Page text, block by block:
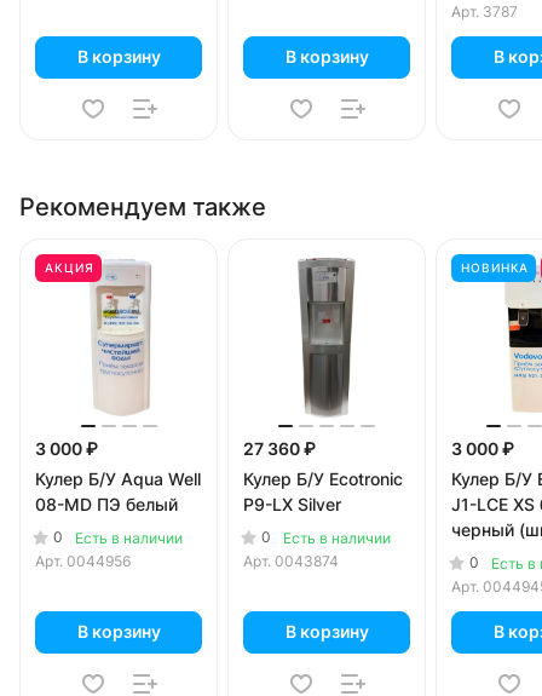
В корзину В корзину
Арт. 3787
В
Рекомендуем также
АКЦИЯ
3 000 ₽
Кулер Б/У Aqua Well
08-MD ПЭ белый
0
Есть в наличии
Арт. 0044956
В корзину
27 360 ₽
Кулер Б/У Ecotronic
P9-LX Silver
0
Есть в наличии
Арт. 0043874
В корзину
НОВИНКА
3 000 ₽
Кулер Б/У
J1-LCE
черный
литров)
0
Есть в
Арт.
В